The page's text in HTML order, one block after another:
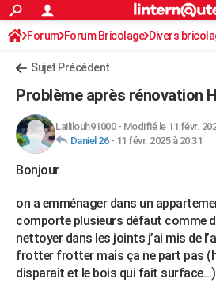
ACTUALITÉS
Politique
Société
Faits Divers
Education
Monde
Villes
+
FINANCE
Retraite
Impôts
Epargne
Immobilier
Risques naturels par ville
Banque
Assurance
Crédit
AUTO
Essais
Réserver un essai
Citadines
Berlines
SUV
Forum auto
+HIGH-TECH
Mobiles
Meilleur smartphone
Internet
Ordinateurs
Jeux vidéo
Guide high-tech
+
Forum
Aménagement intérieur
Extérieur
Cuisine
Salle de bains
Jardinage
Rangement
WEEK-END
Guides de France
Escapades
Patrimoine
Expositions
Musées
Week-end nature
+LIFESTYLE
S'inscrire
Connexion
Forum Forum Bricolage Divers
Sujet Précédent
Problème après rénovation
Laililouh91000- Modifié le 11 févr.
Daniel 26- 11 févr. 2025 à 20:31
Bonjour
on a emménager dans un
comporte plusieurs défaut comme
nettoyer dans les joints j’ai mis de
frotter frotter mais ça ne part pas
disparaît et le bois qui fait surface…)